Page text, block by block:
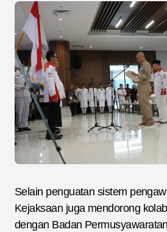
Selain penguatan sistem
Kejaksaan juga mendorong
dengan Badan